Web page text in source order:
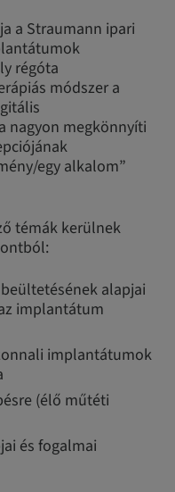
a Straumann ipari
régóta
módszer a
nagyon megkönnyíti
egy alkalom”
témák kerülnek
alapjai
implantátum
implantátumok
(élő műtéti
és fogalmai